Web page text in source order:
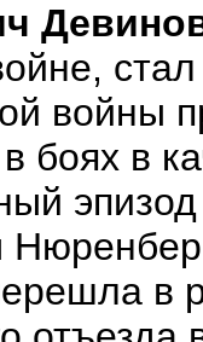
войны
боях в
в